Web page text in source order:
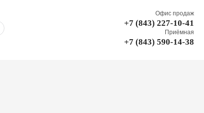
Офис продаж
+7 (843) 227-10-41
Приёмная
+7 (843) 590-14-38